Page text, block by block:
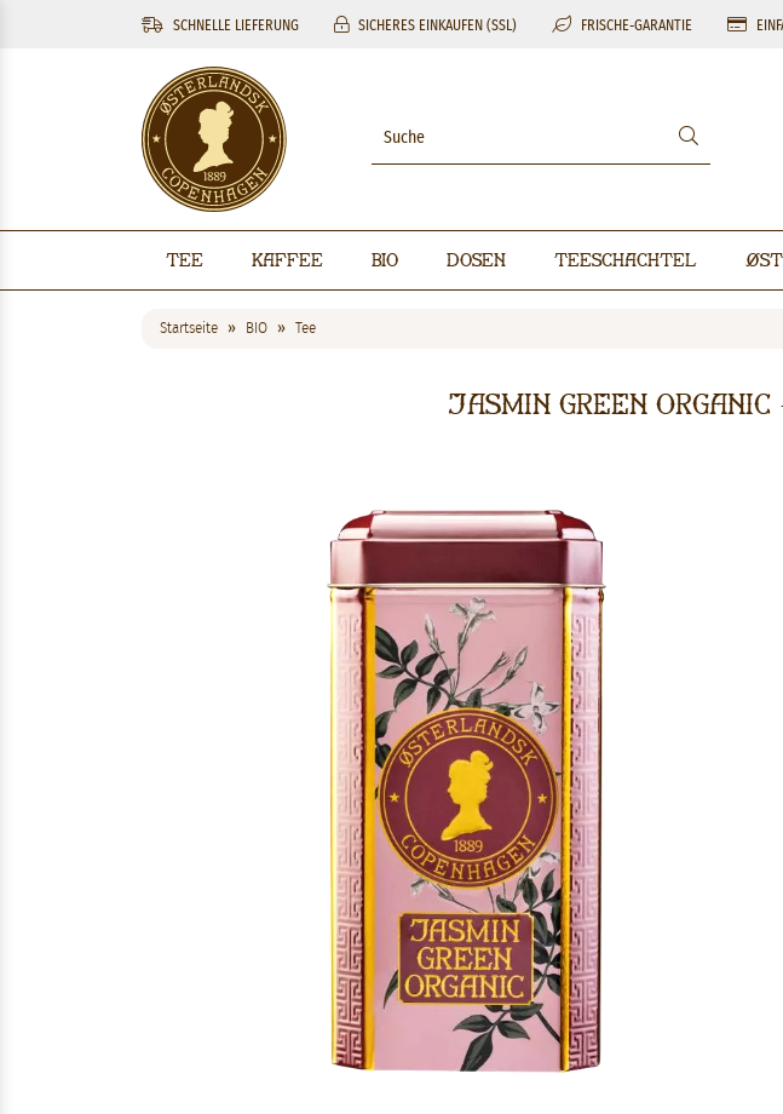
SCHNELLE LIEFERUNG SICHERES EINKAUFEN (SSL) FRISCHE-GARANTIE
Tee Kaffee BIO Dosen Teeschachtel
Startseite BIO Tee
Jasmin Green